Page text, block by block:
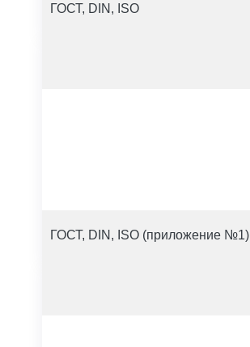
ГОСТ, DIN, ISO
ГОСТ, DIN, ISO (приложение №1)